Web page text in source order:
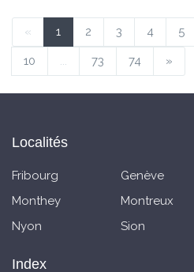
« 1 2 3 4 5
10 ... 73 74 »
Localités
Fribourg Genève
Monthey
Montreux
Nyon
Sion
Index